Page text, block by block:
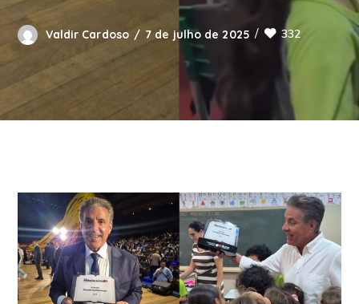
Valdir Cardoso 7 de julho de 2025 332